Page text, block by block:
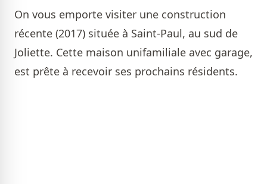
On vous emporte visiter une construction
récente (2017) située à Saint-Paul, au sud de
Joliette. Cette maison unifamiliale avec garage,
est prête à recevoir ses prochains résidents.